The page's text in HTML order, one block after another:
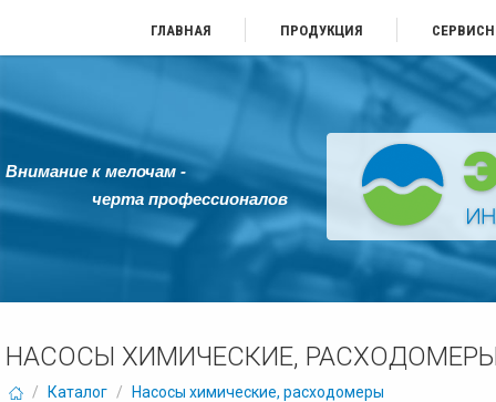
ГЛАВНАЯ ПРОДУКЦИЯ
Внимание к мелочам -
черта профессионалов
НАСОСЫ ХИМИЧЕСКИЕ,
/ Каталог / Насосы химические, расходомеры